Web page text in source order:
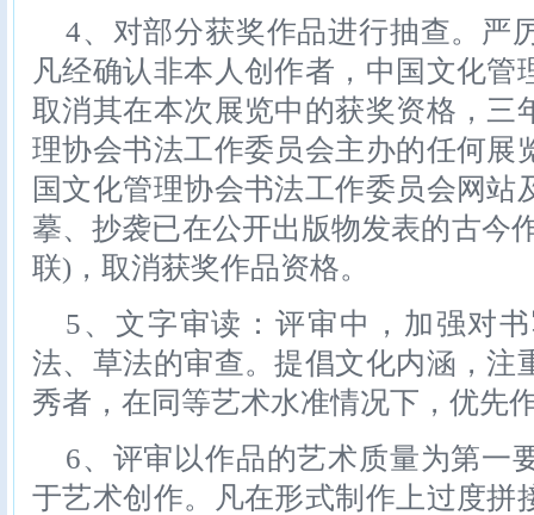
4、对部分获奖作品进行抽查。严
凡经确认非本人创作者，中国文化管
取消其在本次展览中的获奖资格，三
理协会书法工作委员会主办的任何展
国文化管理协会书法工作委员会网站
摹、抄袭已在公开出版物发表的古今
联)，取消获奖作品资格。
5、文字审读：评审中，加强对
法、草法的审查。提倡文化内涵，注
秀者，在同等艺术水准情况下，优先
6、评审以作品的艺术质量为第一
于艺术创作。凡在形式制作上过度拼